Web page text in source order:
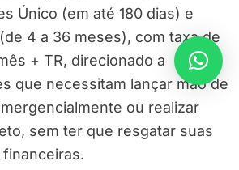
Único (em até 180 dias) e
4 a 36 meses), com taxa de
+ TR, direcionado a
que necessitam lançar mão de
ou realizar
sem ter que resgatar suas